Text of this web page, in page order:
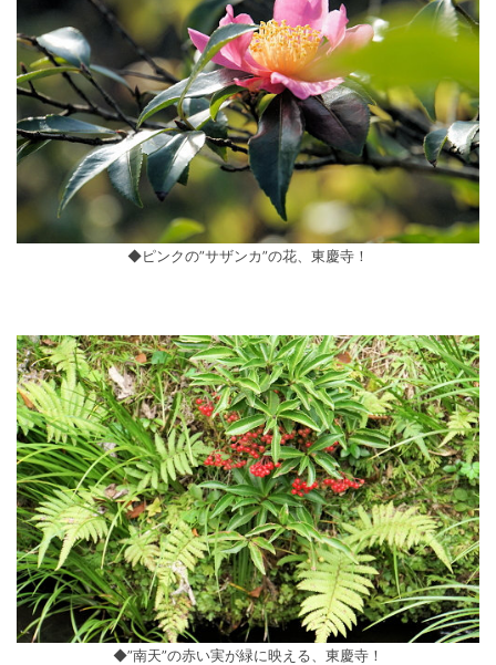
◆ピンクの”サザンカ”の花、東慶寺！
◆”南天”の赤い実が緑に映える、東慶寺！